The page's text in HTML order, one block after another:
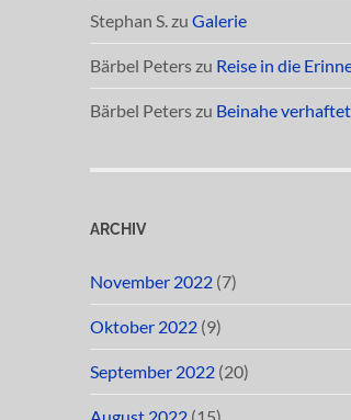
Stephan S. zu Galerie
Bärbel Peterszu Reise in die
Bärbel Peterszu Beinahe verhaftet
ARCHIV
November 2022 (7)
Oktober 2022 (9)
September 2022 (20)